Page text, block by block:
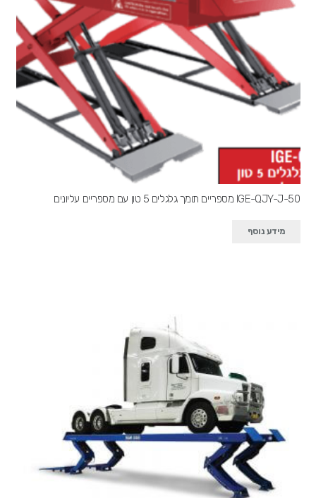
IGE-QJY-J-50 מספריים תומך גלגלים 5 טון עם מספריים עליונים
מידע נוסף